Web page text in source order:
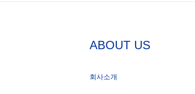
ABOUT US
회사소개